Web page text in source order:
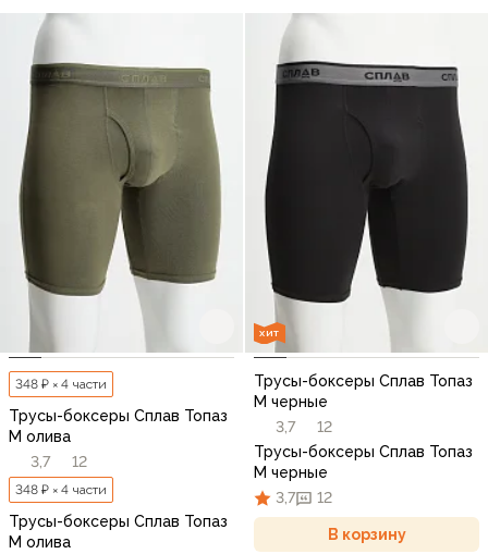
348 ₽ × 4 части
Трусы-боксеры Сплав Топаз
М олива
3,7
12
348 ₽ × 4 части
Трусы-боксеры Сплав Топаз
М олива
ХИТ
Трусы-боксеры Сплав Топаз
М черные
3,7
12
Трусы-боксеры Сплав Топаз
М черные
3,7
12
В корзину